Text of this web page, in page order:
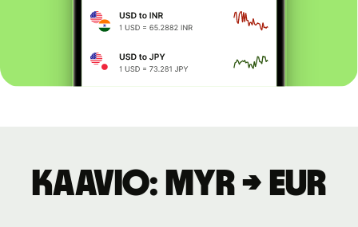
Kaavio: MYR → EUR